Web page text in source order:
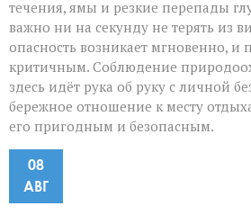
течения, ямы и резкие перепады
важно ни на секунду не терять из
опасность возникает мгновенно, и
критичным. Соблюдение
здесь идёт рука об руку с личной
бережное отношение к месту
его пригодным и безопасным.
08
АВГ